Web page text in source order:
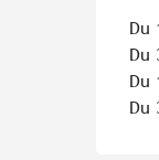
Du
Du
Du
Du